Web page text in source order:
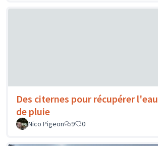
Des citernes pour récupérer l'eau
de pluie
Nico Pigeon
9 0